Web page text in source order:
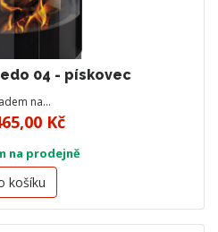
04 - pískovec
na…
Kč
na prodejně
košíku